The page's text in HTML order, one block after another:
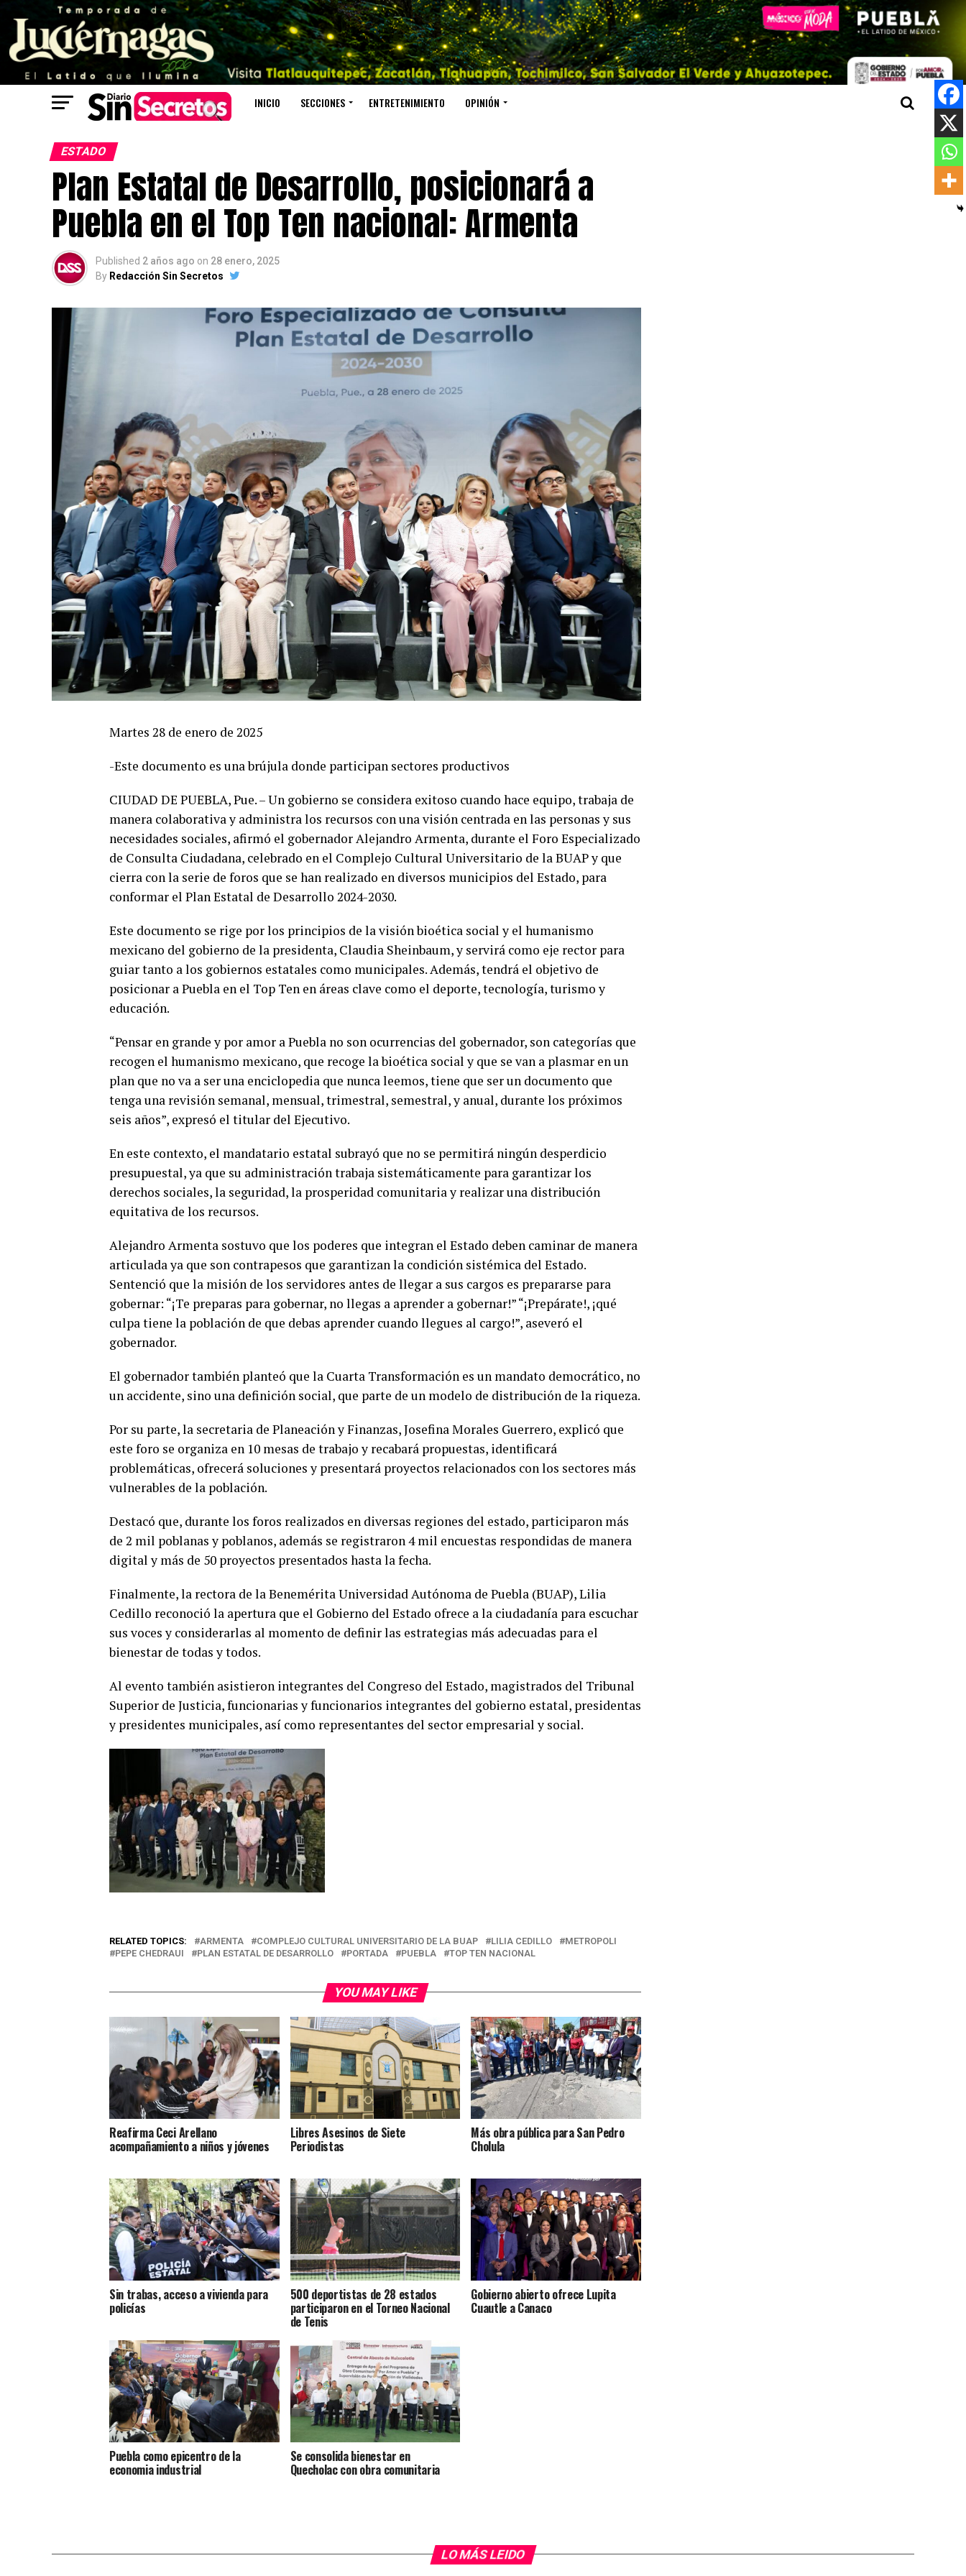
INICIO SECCIONES ENTRETENIMIENTO OPINIÓN
ESTADO
Plan Estatal de Desarrollo, posicionará a
Puebla en el Top Ten nacional: Armenta
Published 2 años ago on 28 enero, 2025
By Redacción Sin Secretos
Martes 28 de enero de 2025
-Este documento es una brújula donde participan sectores productivos
CIUDAD DE PUEBLA, Pue. – Un gobierno se considera exitoso cuando hace equipo, trabaja de
manera colaborativa y administra los recursos con una visión centrada en las personas y sus
necesidades sociales, afirmó el gobernador Alejandro Armenta, durante el Foro Especializado
de Consulta Ciudadana, celebrado en el Complejo Cultural Universitario de la BUAP y que
cierra con la serie de foros que se han realizado en diversos municipios del Estado, para
conformar el Plan Estatal de Desarrollo 2024-2030.
Este documento se rige por los principios de la visión bioética social y el humanismo
mexicano del gobierno de la presidenta, Claudia Sheinbaum, y servirá como eje rector para
guiar tanto a los gobiernos estatales como municipales. Además, tendrá el objetivo de
posicionar a Puebla en el Top Ten en áreas clave como el deporte, tecnología, turismo y
educación.
“Pensar en grande y por amor a Puebla no son ocurrencias del gobernador, son categorías que
recogen el humanismo mexicano, que recoge la bioética social y que se van a plasmar en un
plan que no va a ser una enciclopedia que nunca leemos, tiene que ser un documento que
tenga una revisión semanal, mensual, trimestral, semestral, y anual, durante los próximos
seis años”, expresó el titular del Ejecutivo.
En este contexto, el mandatario estatal subrayó que no se permitirá ningún desperdicio
presupuestal, ya que su administración trabaja sistemáticamente para garantizar los
derechos sociales, la seguridad, la prosperidad comunitaria y realizar una distribución
equitativa de los recursos.
Alejandro Armenta sostuvo que los poderes que integran el Estado deben caminar de manera
articulada ya que son contrapesos que garantizan la condición sistémica del Estado.
Sentenció que la misión de los servidores antes de llegar a sus cargos es prepararse para
gobernar: “¡Te preparas para gobernar, no llegas a aprender a gobernar!” “¡Prepárate!, ¡qué
culpa tiene la población de que debas aprender cuando llegues al cargo!”, aseveró el
gobernador.
El gobernador también planteó que la Cuarta Transformación es un mandato democrático, no
un accidente, sino una definición social, que parte de un modelo de distribución de la riqueza.
Por su parte, la secretaria de Planeación y Finanzas, Josefina Morales Guerrero, explicó que
este foro se organiza en 10 mesas de trabajo y recabará propuestas, identificará
problemáticas, ofrecerá soluciones y presentará proyectos relacionados con los sectores más
vulnerables de la población.
Destacó que, durante los foros realizados en diversas regiones del estado, participaron más
de 2 mil poblanas y poblanos, además se registraron 4 mil encuestas respondidas de manera
digital y más de 50 proyectos presentados hasta la fecha.
Finalmente, la rectora de la Benemérita Universidad Autónoma de Puebla (BUAP), Lilia
Cedillo reconoció la apertura que el Gobierno del Estado ofrece a la ciudadanía para escuchar
sus voces y considerarlas al momento de definir las estrategias más adecuadas para el
bienestar de todas y todos.
Al evento también asistieron integrantes del Congreso del Estado, magistrados del Tribunal
Superior de Justicia, funcionarias y funcionarios integrantes del gobierno estatal, presidentas
y presidentes municipales, así como representantes del sector empresarial y social.
RELATED TOPICS: ARMENTA COMPLEJO CULTURAL UNIVERSITARIO DE LA BUAP LILIA CEDILLO
METROPOLI
PEPE CHEDRAUI
PLAN ESTATAL DE DESARROLLO PORTADA PUEBLA TOP TEN NACIONAL
YOU MAY LIKE
Reafirma Ceci Arellano
acompañamiento a niños y jóvenes
Libres Asesinos de Siete
Periodistas
Más obra pública para San Pedro
Cholula
Sin trabas, acceso a vivienda para
policías
500 deportistas de 28 estados
participaron en el Torneo Nacional
de Tenis
Gobierno abierto ofrece Lupita
Cuautle a Canaco
Puebla como epicentro de la
economia industrial
Se consolida bienestar en
Quecholac con obra comunitaria
LO MÁS LEIDO